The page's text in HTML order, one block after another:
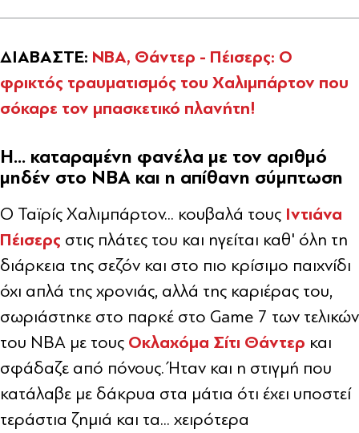
ΔΙΑΒΑΣΤΕ: ΝΒΑ, Θάντερ - Πέισερς: Ο
φρικτός τραυματισμός του Χαλιμπάρτον που
σόκαρε τον μπασκετικό πλανήτη!
H... καταραμένη φανέλα με τον αριθμό
μηδέν στο NBA και η απίθανη σύμπτωση
Ο Ταϊρίς Χαλιμπάρτον... κουβαλά τους Ιντιάνα
Πέισερς στις πλάτες του και ηγείται καθ' όλη τη
διάρκεια της σεζόν και στο πιο κρίσιμο παιχνίδι
όχι απλά της χρονιάς, αλλά της καριέρας του,
σωριάστηκε στο παρκέ στο Game 7 των τελικών
του NBA με τους Οκλαχόμα Σίτι Θάντερ και
σφάδαζε από πόνους. Ήταν και η στιγμή που
κατάλαβε με δάκρυα στα μάτια ότι έχει υποστεί
τεράστια ζημιά και τα... χειρότερα